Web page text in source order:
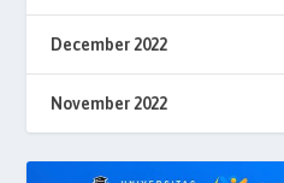
December 2022
November 2022